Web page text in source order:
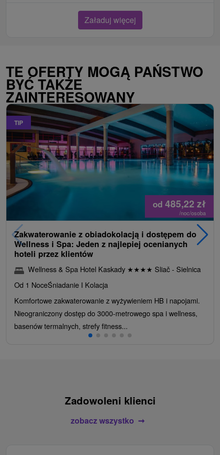
Załaduj więcej
TE OFERTY MOGĄ PAŃSTWO
BYĆ TAKŻE
ZAINTERESOWANY
TIP
od 485,22 zł
/noc/osoba
Zakwaterowanie z obiadokolacją i dostępem do
Wellness i Spa: Jeden z najlepiej ocenianych
hoteli przez klientów
Wellness & Spa Hotel Kaskady ★★★★ Sliač - Sielnica
Od 1 NoceŚniadanie I Kolacja
Komfortowe zakwaterowanie z wyżywieniem HB i napojami.
Nieograniczony dostęp do 3000-metrowego spa i wellness,
basenów termalnych, strefy fitness...
Zadowoleni klienci
zobacz wszystko